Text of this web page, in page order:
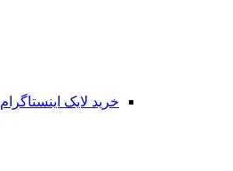
خرید لایک اینستاگرام